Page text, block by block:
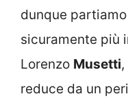
dunque
sicuramente più
Lorenzo Musetti
reduce da un